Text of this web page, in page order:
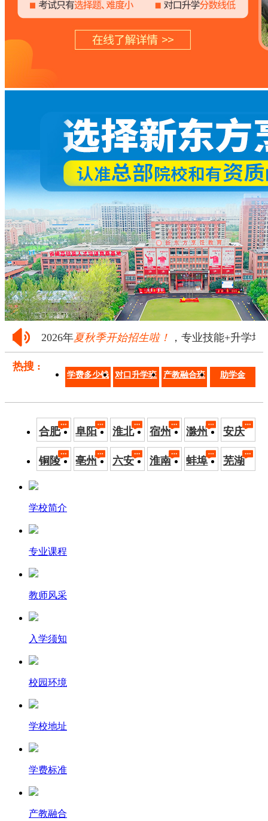
2026年夏秋季开始招生啦！ ，专业技能+升学培
热搜 :
学费多少钱 对口升学班 产教融合班 助学金
合肥 阜阳 淮北 宿州 滁州 安庆
铜陵 亳州 六安 淮南 蚌埠 芜湖
学校简介
专业课程
教师风采
入学须知
校园环境
学校地址
学费标准
产教融合